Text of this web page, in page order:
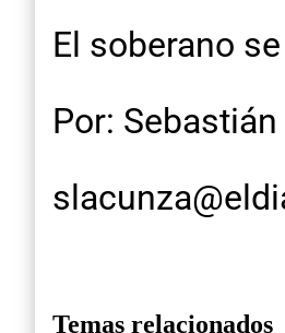
El soberano
Por:
Temas relacionados